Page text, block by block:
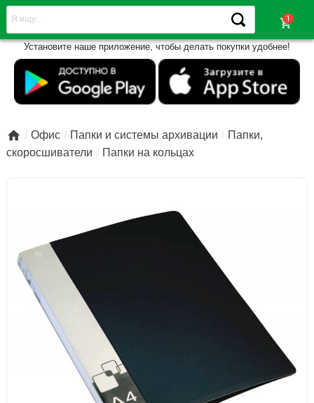
shopping_cart
Установите наше приложение, чтобы делать покупки удобнее!
 Офис Папки и системы архивации
Папки,
скоросшиватели
Папки на кольцах